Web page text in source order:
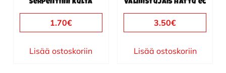
Serpentiini kulta
1.70€
Lisää ostoskoriin
Valmistujais hattu ec
3.50€
Lisää ostoskoriin